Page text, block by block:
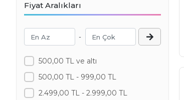
Fiyat Aralıkları
-
500,00 TL ve altı
500,00 TL - 999,00 TL
2.499,00 TL - 2.999,00 TL